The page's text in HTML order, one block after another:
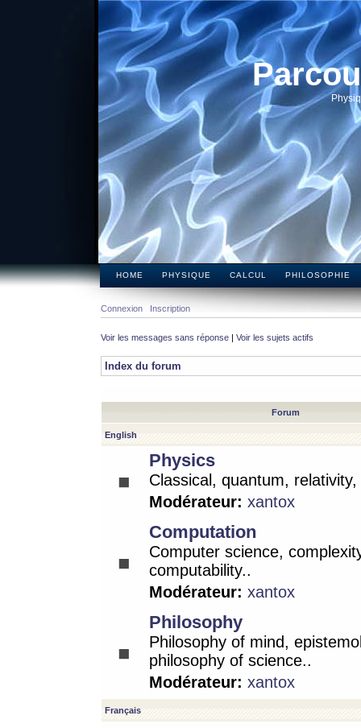
HOME PHYSIQUE CALCUL PHILOSOPHIE
Connexion Inscription
Voir les messages sans réponse | Voir les sujets actifs
Index du forum
Forum
English
Physics
Classical, quantum,
Modérateur: xantox
Computation
Computer science,
computability..
Modérateur: xantox
Philosophy
Philosophy of mind,
philosophy of science..
Modérateur: xantox
Français